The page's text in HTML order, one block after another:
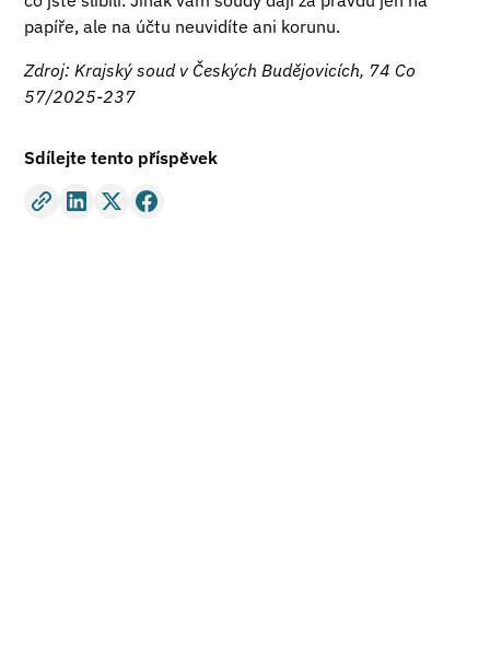
papíře, ale na účtu neuvidíte ani korunu.
Zdroj: Krajský soud v Českých Budějovicích, 74 Co
57/2025-237
Sdílejte tento příspěvek